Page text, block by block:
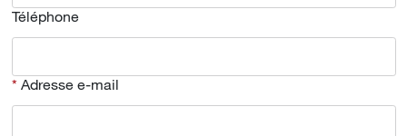
Téléphone
Adresse e-mail